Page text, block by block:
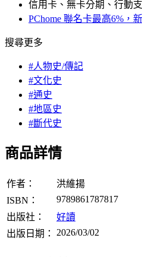
信用卡、無卡分期、行動
PChome 聯名卡最高6%，
搜尋更多
#人物史/傳記
#文化史
#通史
#地區史
#斷代史
商品詳情
作者：
洪維揚
ISBN：
9789861787817
出版社：
好讀
出版日期：
2026/03/02